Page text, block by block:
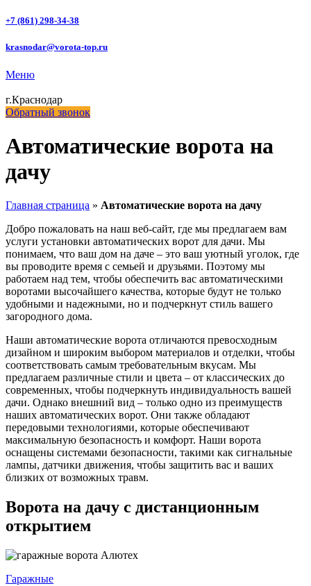
+7 (861) 298-34-38
krasnodar@vorota-top.ru
Меню
г.Краснодар
Обратный звонок
Автоматические ворота на
дачу
Главная страница » Автоматические ворота на дачу
Добро пожаловать на наш веб-сайт, где мы предлагаем вам
услуги установки автоматических ворот для дачи. Мы
понимаем, что ваш дом на даче – это ваш уютный уголок, где
вы проводите время с семьей и друзьями. Поэтому мы
работаем над тем, чтобы обеспечить вас автоматическими
воротами высочайшего качества, которые будут не только
удобными и надежными, но и подчеркнут стиль вашего
загородного дома.
Наши автоматические ворота отличаются превосходным
дизайном и широким выбором материалов и отделки, чтобы
соответствовать самым требовательным вкусам. Мы
предлагаем различные стили и цвета – от классических до
современных, чтобы подчеркнуть индивидуальность вашей
дачи. Однако внешний вид – только одно из преимуществ
наших автоматических ворот. Они также обладают
передовыми технологиями, которые обеспечивают
максимальную безопасность и комфорт. Наши ворота
оснащены системами безопасности, такими как сигнальные
лампы, датчики движения, чтобы защитить вас и ваших
близких от возможных травм.
Ворота на дачу с дистанционным
открытием
Гаражные